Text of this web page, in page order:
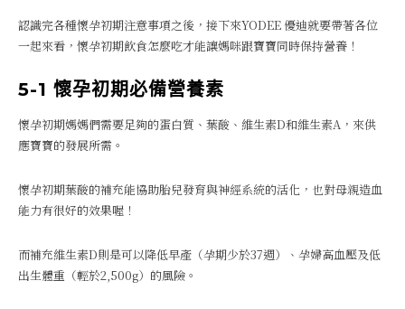
認識完各種懷孕初期注意事項之後，接下來YODEE 優迪就要帶著各位
一起來看，懷孕初期飲食怎麼吃才能讓媽咪跟寶寶同時保持營養！
5-1 懷孕初期必備營養素
懷孕初期媽媽們需要足夠的蛋白質、葉酸、維生素D和維生素A，來供
應寶寶的發展所需。
懷孕初期葉酸的補充能協助胎兒發育與神經系統的活化，也對母親造血
能力有很好的效果喔！
而補充維生素D則是可以降低早產（孕期少於37週）、孕婦高血壓及低
出生體重（輕於2,500g）的風險。